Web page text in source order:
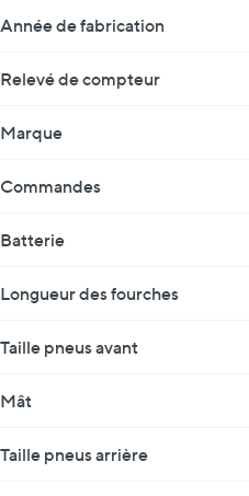
Année de fabrication
Relevé de compteur
Marque
Commandes
Batterie
Longueur des fourches
Taille pneus avant
Mât
Taille pneus arrière